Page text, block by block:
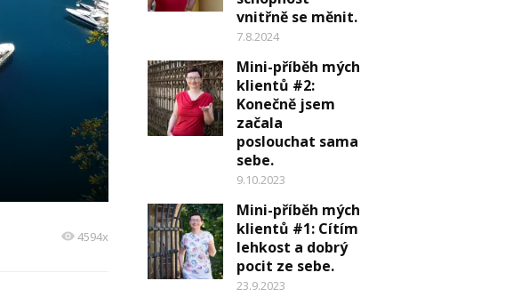
4594x
vnitřně se měnit.
7.8.2024
Mini-příběh mých
klientů #2:
Konečně jsem
začala
poslouchat sama
sebe.
9.10.2023
Mini-příběh mých
klientů #1: Cítím
lehkost a dobrý
pocit ze sebe.
23.9.2023